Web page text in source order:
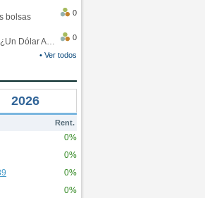
bolsas
0
Monedas y Efecto “post-Trump”: ¿Un Dólar Americano operando en rangos?
0
• Ver todos
2026
Rent.
0%
0%
0%
0%